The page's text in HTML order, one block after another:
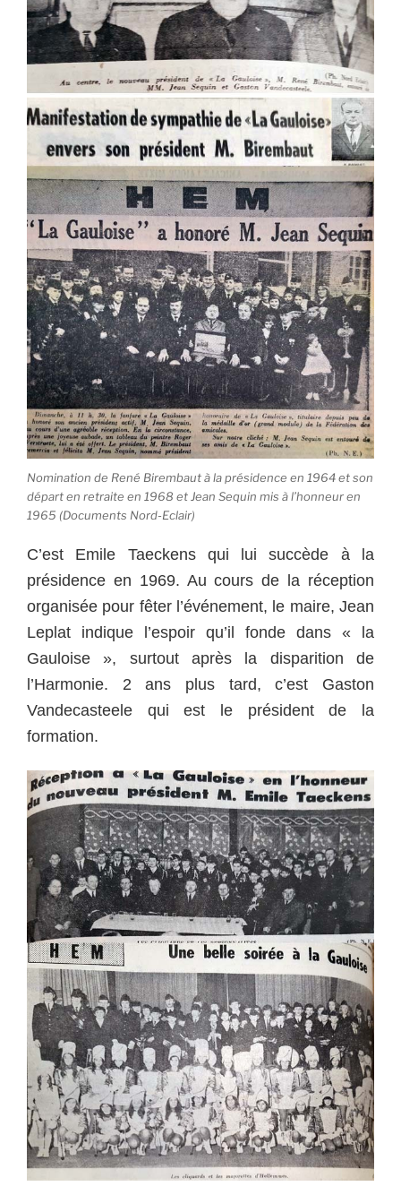
Nomination de René Birembaut à la présidence en 1964 et son
départ en retraite en 1968 et Jean Sequin mis à l’honneur en
1965 (Documents Nord-Eclair)
C’est Emile Taeckens qui lui succède à la
présidence en 1969. Au cours de la réception
organisée pour fêter l’événement, le maire, Jean
Leplat indique l’espoir qu’il fonde dans « la
Gauloise », surtout après la disparition de
l’Harmonie. 2 ans plus tard, c’est Gaston
Vandecasteele qui est le président de la
formation.